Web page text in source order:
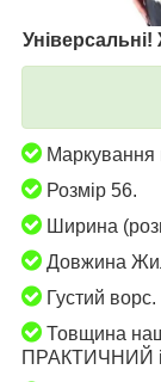
Універсальні!
Маркування
Розмір 56.
Ширина
Довжина
Густий ворс.
Товщина
ПРАКТИЧНИЙ